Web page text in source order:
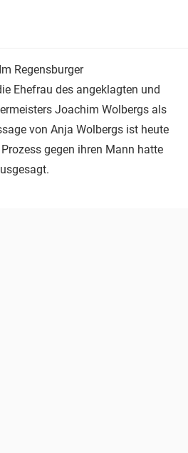
Regensburger
Ehefrau des angeklagten und
Joachim Wolbergs als
von Anja Wolbergs ist heute
gegen ihren Mann hatte